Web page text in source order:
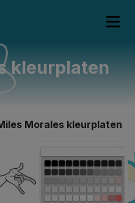
kleurplaten
Morales kleurplaten